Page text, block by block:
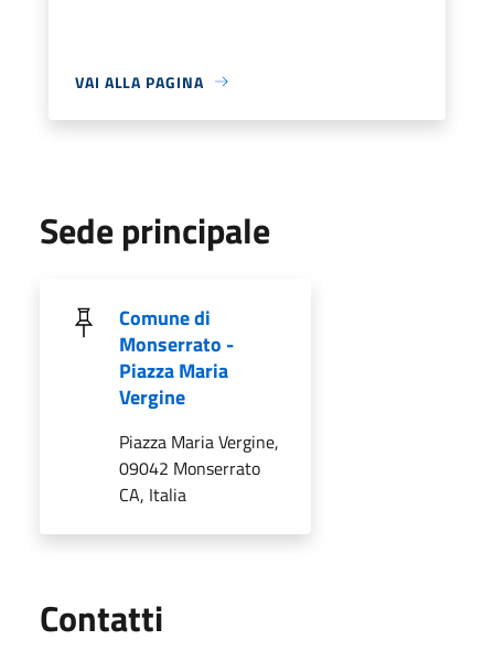
VAI ALLA PAGINA
Sede principale
Comune di
Monserrato -
Piazza Maria
Vergine
Piazza Maria Vergine,
09042 Monserrato
CA, Italia
Contatti